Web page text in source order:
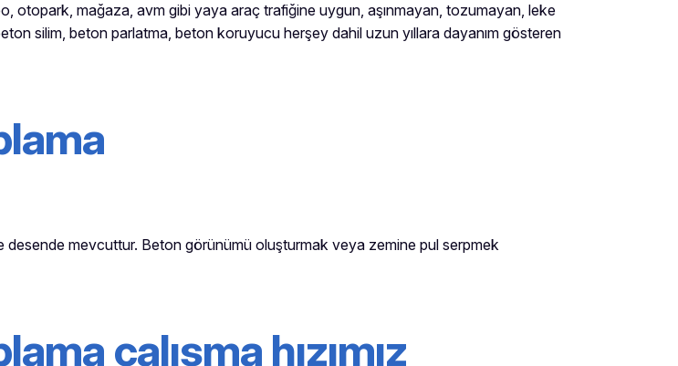
otopark, mağaza, avm gibi yaya araç trafiğine uygun, aşınmayan, tozumayan, leke
silim, beton parlatma, beton koruyucu herşey dahil uzun yıllara dayanım gösteren
mevcuttur. Beton görünümü oluşturmak veya zemine pul serpmek
çalışma hızımız